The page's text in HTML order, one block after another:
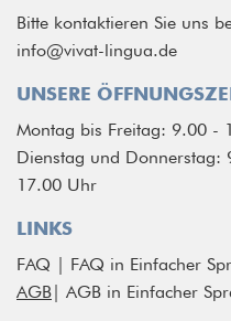
Bitte kontaktieren Sie uns
info@vivat-lingua.de
UNSERE
Montag bis Freitag: 9.00 -
Dienstag und
17.00 Uhr
LINKS
FAQ | FAQ in Einfacher
AGB| AGB in Einfacher